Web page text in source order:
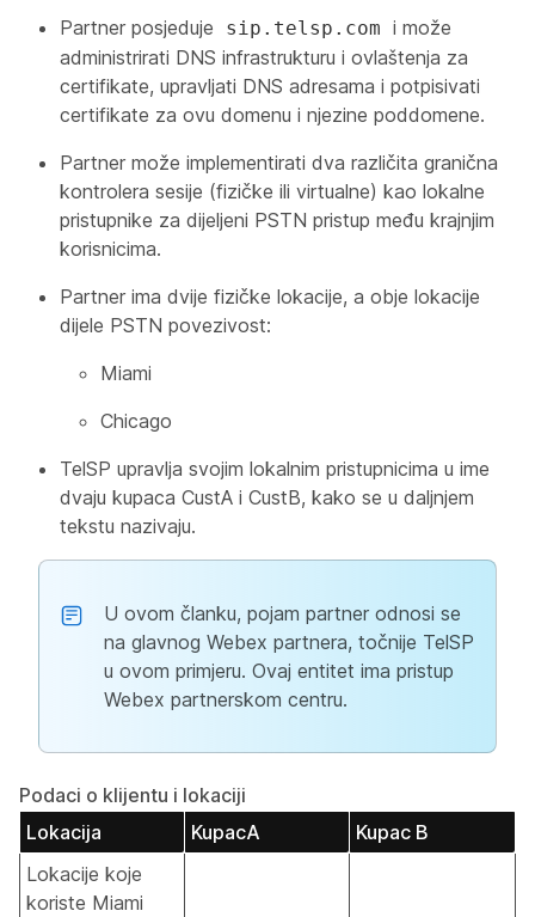
Partner posjeduje
sip.telsp.com i može
administrirati DNS infrastrukturu i ovlaštenja za
certifikate, upravljati DNS adresama i potpisivati
certifikate za ovu domenu i njezine poddomene.
Partner može implementirati dva različita granična
kontrolera sesije (fizičke ili virtualne) kao lokalne
pristupnike za dijeljeni PSTN pristup među krajnjim
korisnicima.
Partner ima dvije fizičke lokacije, a obje lokacije
dijele PSTN povezivost:
Miami
Chicago
TelSP upravlja svojim lokalnim pristupnicima u ime
dvaju kupaca CustA i CustB, kako se u daljnjem
tekstu nazivaju.
U ovom članku, pojam partner odnosi se
na glavnog Webex partnera, točnije TelSP
u ovom primjeru. Ovaj entitet ima pristup
Webex partnerskom centru.
Podaci o klijentu i lokaciji
Lokacija
KupacA
Kupac B
Lokacije koje
koriste Miami